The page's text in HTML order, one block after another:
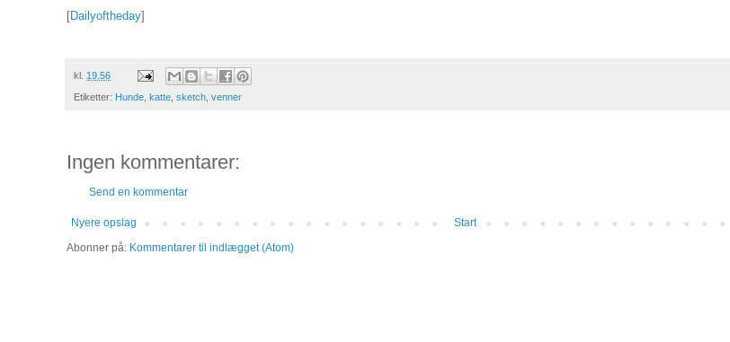
[Dailyoftheday]
kl. 19.56
Etiketter: Hunde katte sketch venner
Ingen kommentarer:
Send en kommentar
Nyere opslag
Start
Abonner på: Kommentarer til indlægget (Atom)